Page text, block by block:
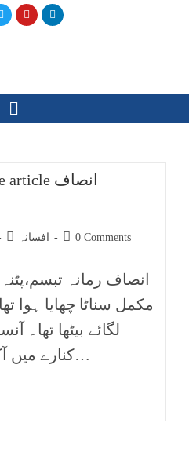
افسانہ 0 Comments
انصاف رمانہ
مکمل سناٹا چھایا ہوا
لگائے بیٹھا تھا۔
کنارے میں آکر ٹھہر گئے تھے۔ وہ…